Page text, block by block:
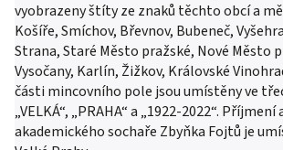
vyobrazeny štíty ze znaků těchto obcí a
Košíře, Smíchov, Břevnov, Bubeneč,
Strana, Staré Město pražské, Nové Město
Vysočany, Karlín, Žižkov, Královské
části mincovního pole jsou umístěny ve
„VELKÁ“, „PRAHA“ a „1922-2022“.
akademického sochaře Zbyňka Fojtů je